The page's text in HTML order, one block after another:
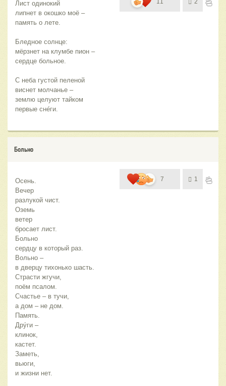
Лист одинокий
липнет в окошко моё –
память о лете.
Бледное солнце:
мёрзнет на клумбе пион –
сердце больное.
С неба густой пеленой
виснет молчанье –
землю целуют тайком
первые сне́ги.
Больно
Осень.
Вечер
разлукой чист.
Оземь
ветер
бросает лист.
Больно
сердцу в который раз.
Вольно –
в дверцу тихонько шасть.
Страсти жгучи,
поём псалом.
Счастье – в тучи,
а дом – не дом.
Память.
Дру́ги –
клинок,
кастет.
Заметь,
вьюги,
и жизни нет.
7 1